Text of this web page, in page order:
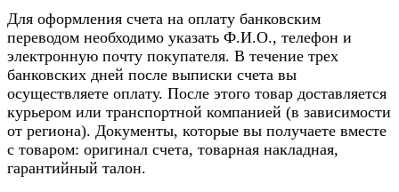
Для оформления счета на оплату банковским
переводом необходимо указать Ф.И.О., телефон и
электронную почту покупателя. В течение трех
банковских дней после выписки счета вы
осуществляете оплату. После этого товар доставляется
курьером или транспортной компанией (в зависимости
от региона). Документы, которые вы получаете вместе
с товаром: оригинал счета, товарная накладная,
гарантийный талон.